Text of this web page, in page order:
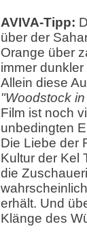
AVIVA-Tipp:
über der
Orange über
immer
Allein diese
"Woodstock
Film ist noch
unbedingten
Die Liebe der
Kultur der Kel
die
erhält. Und
Klänge des